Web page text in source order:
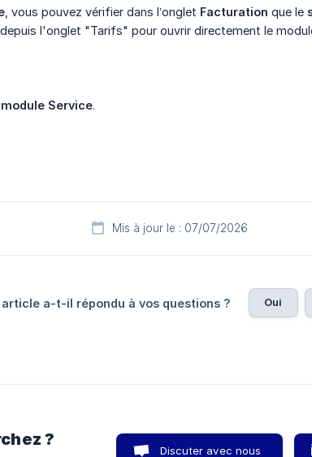
, vous pouvez vérifier dans l’onglet Facturation que le
l'onglet "Tarifs" pour ouvrir directement le
Service.
Mis à jour le : 07/07/2026
article a-t-il répondu à vos questions ? Oui
?
Discuter avec nous